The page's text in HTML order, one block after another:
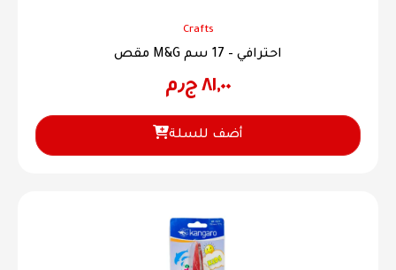
Crafts
مقص M&G احترافي – 17 سم
٨١,٠٠ ج٫م
أضف للسلة